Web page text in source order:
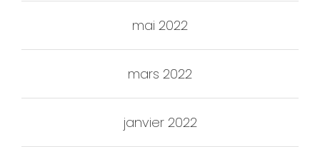
mai 2022
mars 2022
janvier 2022